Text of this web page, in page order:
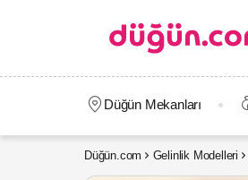
Düğün Mekanları
Düğün.com Gelinlik Modelleri